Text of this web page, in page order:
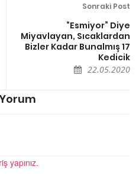
Sonraki Post
“Esmiyor” Diye
Miyavlayan, Sıcaklardan
Bizler Kadar Bunalmış 17
Kedicik
22.05.2020
yapınız.